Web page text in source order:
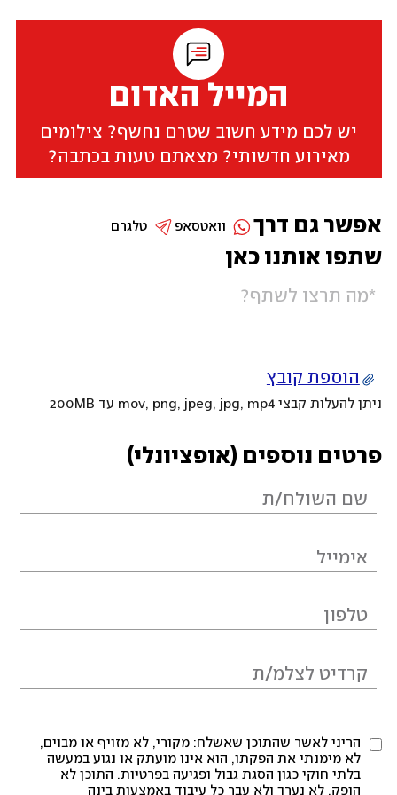
המייל האדום
יש לכם מידע חשוב שטרם נחשף? צילומים
מאירוע חדשותי? מצאתם טעות בכתבה?
שתפו אותנו כאן
הוספת קובץ
ניתן להעלות קבצי mov, png, jpeg, jpg, mp4 עד 200MB
פרטים נוספים (אופציונלי)
הריני לאשר שהתוכן שאשלח: מקורי, לא מזויף או מבוים,
לא מימנתי את הפקתו, הוא אינו מועתק או נגוע במעשה
בלתי חוקי כגון הסגת גבול ופגיעה בפרטיות. התוכן לא
הופק, לא נערך ולא עבר כל עיבוד באמצעות בינה
אפשר גם דרך טלגרם וואטסאפ